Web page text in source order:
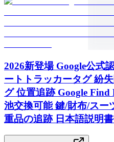
2026新登場 Google公式
ートトラッカータグ 紛
グ 位置追跡 Google
池交換可能 鍵/財布/スー
重品の追跡 日本語説明